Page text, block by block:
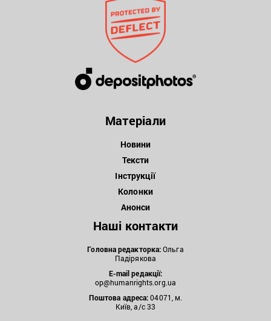
Матеріали
Новини
Тексти
Інструкції
Колонки
Анонси
Наші контакти
Головна редакторка:Ольга
Падірякова
E-mail редакції:
op@humanrights.org.ua
Поштова адреса:04071, м.
Київ, а/с 33